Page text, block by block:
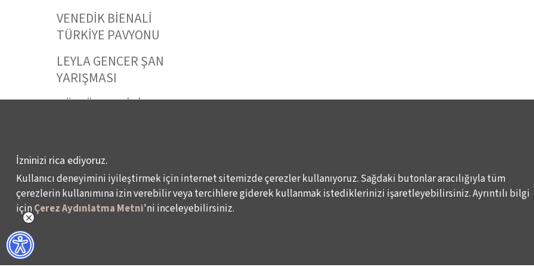
VENEDİK BİENALİ
TÜRKİYE PAVYONU
LEYLA GENCER ŞAN
YARIŞMASI
KÜLTÜR POLİTİKALARI
Veri Sahibi Başvuru Formu KVKK Politikası Elektronik Posta İletimlerine İlişkin Hukuki Kurallar Haber
© 2024 – İKSV, İstanbul Kültür Sanat Vakfı
İzninizi rica ediyoruz.
Kullanıcı deneyimini iyileştirmek için internet sitemizde çerezler kullanıyoruz. Sağdaki butonlar aracılığıyla tüm
çerezlerin kullanımına izin verebilir veya tercihlere giderek kullanmak istediklerinizi işaretleyebilirsiniz. Ayrıntılı bilgi
içinÇerez Aydınlatma Metni'ni inceleyebilirsiniz.